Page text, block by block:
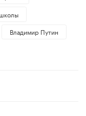
Владимир Путин